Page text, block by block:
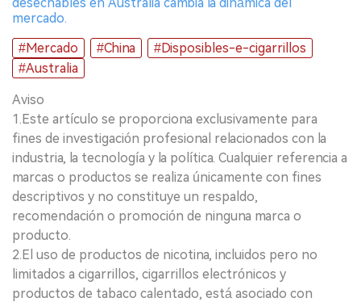
mercado.
#Mercado
#China
#Disposibles-e-cigarrillos
#Australia
Aviso
1.Este artículo se proporciona exclusivamente para
fines de investigación profesional relacionados con la
industria, la tecnología y la política. Cualquier referencia a
marcas o productos se realiza únicamente con fines
descriptivos y no constituye un respaldo,
recomendación o promoción de ninguna marca o
producto.
2.El uso de productos de nicotina, incluidos pero no
limitados a cigarrillos, cigarrillos electrónicos y
productos de tabaco calentado, está asociado con